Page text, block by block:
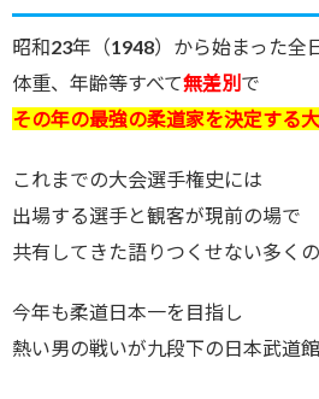
昭和23年（1948）から始まった全
体重、年齢等すべて無差別 で
その年の最強の柔道家を決定する
これまでの大会選手権史には
出場する選手と観客が現前の場で
共有してきた語りつくせない多く
今年も柔道日本一を目指し
熱い男の戦いが九段下の日本武道